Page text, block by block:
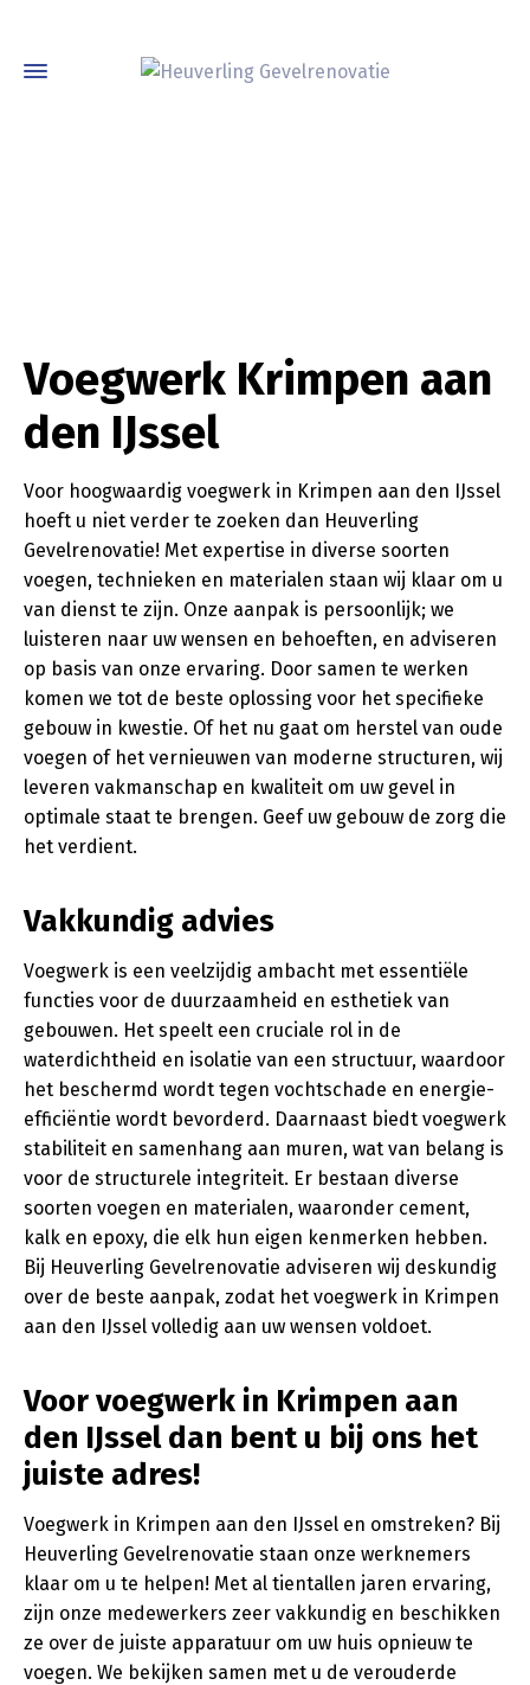
Voegwerk Krimpen aan
den IJssel
Voor hoogwaardig voegwerk in Krimpen aan den IJssel
hoeft u niet verder te zoeken dan Heuverling
Gevelrenovatie! Met expertise in diverse soorten
voegen, technieken en materialen staan wij klaar om u
van dienst te zijn. Onze aanpak is persoonlijk; we
luisteren naar uw wensen en behoeften, en adviseren
op basis van onze ervaring. Door samen te werken
komen we tot de beste oplossing voor het specifieke
gebouw in kwestie. Of het nu gaat om herstel van oude
voegen of het vernieuwen van moderne structuren, wij
leveren vakmanschap en kwaliteit om uw gevel in
optimale staat te brengen. Geef uw gebouw de zorg die
het verdient.
Vakkundig advies
Voegwerk is een veelzijdig ambacht met essentiële
functies voor de duurzaamheid en esthetiek van
gebouwen. Het speelt een cruciale rol in de
waterdichtheid en isolatie van een structuur, waardoor
het beschermd wordt tegen vochtschade en energie-
efficiëntie wordt bevorderd. Daarnaast biedt voegwerk
stabiliteit en samenhang aan muren, wat van belang is
voor de structurele integriteit. Er bestaan diverse
soorten voegen en materialen, waaronder cement,
kalk en epoxy, die elk hun eigen kenmerken hebben.
Bij Heuverling Gevelrenovatie adviseren wij deskundig
over de beste aanpak, zodat het voegwerk in Krimpen
aan den IJssel volledig aan uw wensen voldoet.
Voor voegwerk in Krimpen aan
den IJssel dan bent u bij ons het
juiste adres!
Voegwerk in Krimpen aan den IJssel en omstreken? Bij
Heuverling Gevelrenovatie staan onze werknemers
klaar om u te helpen! Met al tientallen jaren ervaring,
zijn onze medewerkers zeer vakkundig en beschikken
ze over de juiste apparatuur om uw huis opnieuw te
voegen. We bekijken samen met u de verouderde